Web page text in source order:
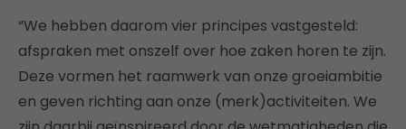
“We hebben daarom vier principes vastgesteld:
afspraken met onszelf over hoe zaken horen te zijn.
Deze vormen het raamwerk van onze groeiambitie
en geven richting aan onze (merk)activiteiten. We